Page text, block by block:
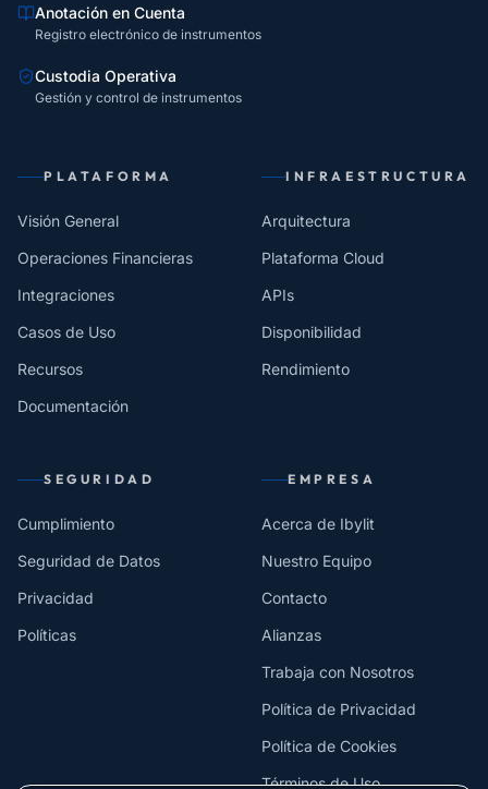
Anotación en Cuenta
Registro electrónico de instrumentos
Custodia Operativa
Gestión y control de instrumentos
PLATAFORMA
Visión General
Operaciones Financieras
Integraciones
Casos de Uso
Recursos
Documentación
INFRAESTRUCTURA
Arquitectura
Plataforma Cloud
APIs
Disponibilidad
Rendimiento
SEGURIDAD
Cumplimiento
Seguridad de Datos
Privacidad
Políticas
EMPRESA
Acerca de Ibylit
Nuestro Equipo
Contacto
Alianzas
Trabaja con Nosotros
Política de Privacidad
Política de Cookies
Términos de Uso